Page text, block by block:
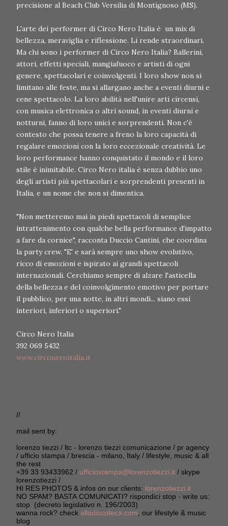
precisione al Beach Club Versilia di Montignoso (MS).
L'arte dei performer di Circo Nero Italia è un mix di
bellezza, meraviglia e riflessione. Li rende straordinari.
Ma chi sono i performer di Circo Nero Italia? Ballerini,
attori, effetti speciali, mangiafuoco e artisti di ogni
genere, spettacolari e coinvolgenti. I loro show non si
limitano alle feste, ma si allargano anche a eventi diurni e
cene spettacolo. La loro abilità nell'unire arti circensi,
con musica elettronica o altri sound, in eventi diurni e
notturni, fanno di loro unici e sorprendenti. Non c'è
contesto che possa tenere a freno la loro capacità di
regalare emozioni con la loro eccezionale creatività. Le
loro performance hanno conquistato il mondo e il loro
stile è inimitabile. Circo Nero italia è senza dubbio uno
degli artisti più spettacolari e sorprendenti presenti in
Italia, e un nome che non si dimentica.
"Non metteremo mai in piedi spettacoli di semplice
intrattenimento con qualche bella performance d'impatto
a fare da cornice", racconta Duccio Cantini, che coordina
la party crew. "E' e sarà sempre uno show evolutivo,
ricco di emozioni e ispirato ai grandi spettacoli
internazionali. Cerchiamo sempre di alzare l'asticella
della bellezza e del coinvolgimento emotivo per portare
il pubblico, per una notte, in altri mondi... siano essi
interiori, inferiori o superiori."
Circo Nero Italia
392 069 5432
www.circoneroitalia.it
//
mail sent by:
lorenzo tiezzi / ltc - lorenzo tiezzi comunicazione / pr agency
/ ufficio stampa / brescia - milano, Italy / lifestyle, music & all
the rest
+39 33 93433962 / ufficiostampa@lorenzotiezzi.it / skype
lorenzotiezzi /
HI RES PHOTOS & infos on our clients: lorenzotiezzi.it
NO SPAM? BASTA COMUNICATI? rispondici stop - write us:
stop (decreto legislativo n. 196/2003)
wanna rock? check alladiscoteca.com , our lifestyle & music
blog